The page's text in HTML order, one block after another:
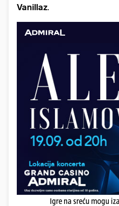
Vanillaz.
Igre na sreću mogu